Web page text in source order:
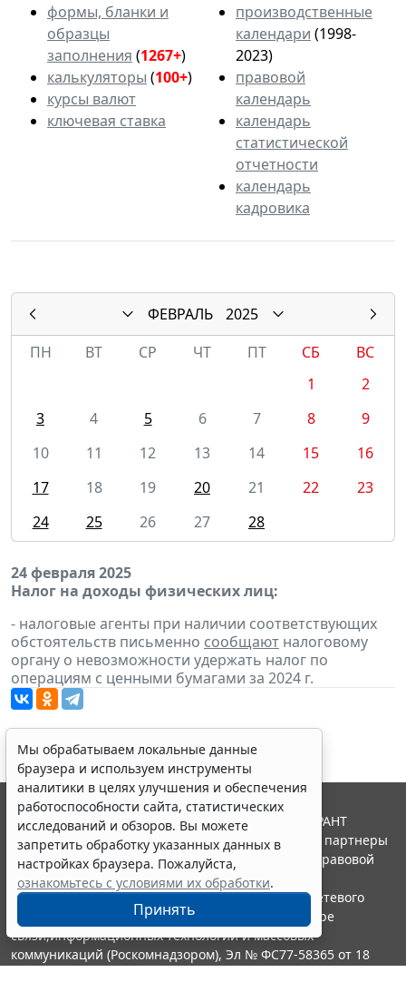
формы, бланки и
образцы
заполнения (1267+)
калькуляторы (100+)
курсы валют
ключевая ставка
производственные
календари (1998-
2023)
правовой
календарь
календарь
статистической
отчетности
календарь
кадровика
ФЕВРАЛЬ
2025
ПН
ВТ СР ЧТ ПТ СБ
ВС
1
2
3
4 5 6 7 8
9
10
11 12 13 14 15
16
17
18 19 20 21 22
23
24
25 26 27 28
24 февраля 2025
Налог на доходы физических лиц:
- налоговые агенты при наличии соответствующих
обстоятельств письменно сообщают налоговому
органу о невозможности удержать налог по
операциям с ценными бумагами за 2024 г.
Мы обрабатываем локальные данные
браузера и используем инструменты
аналитики в целях улучшения и обеспечения
работоспособности сайта, статистических
исследований и обзоров. Вы можете
запретить обработку указанных данных в
настройках браузера. Пожалуйста,
ознакомьтесь с условиями их обработки.
Принять
© ООО "НПП "ГАРАНТ-СЕРВИС", 2026. Система ГАРАНТ
выпускается с 1990 года. Компания "Гарант" и ее партнеры
являются участниками Российской ассоциации правовой
информации ГАРАНТ.
Портал ГАРАНТ.РУ зарегистрирован в качестве сетевого
издания Федеральной службой по надзору в сфере
связи,информационных технологий и массовых
коммуникаций (Роскомнадзором), Эл № ФС77-58365 от 18